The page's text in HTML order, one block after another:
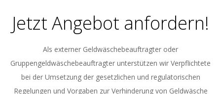
Jetzt Angebot anfordern!
Als externer Geldwäschebeauftragter oder
Gruppengeldwäschebeauftragter unterstützen wir Verpflichtete
bei der Umsetzung der gesetzlichen und regulatorischen
Regelungen und Vorgaben zur Verhinderung von Geldwäsche